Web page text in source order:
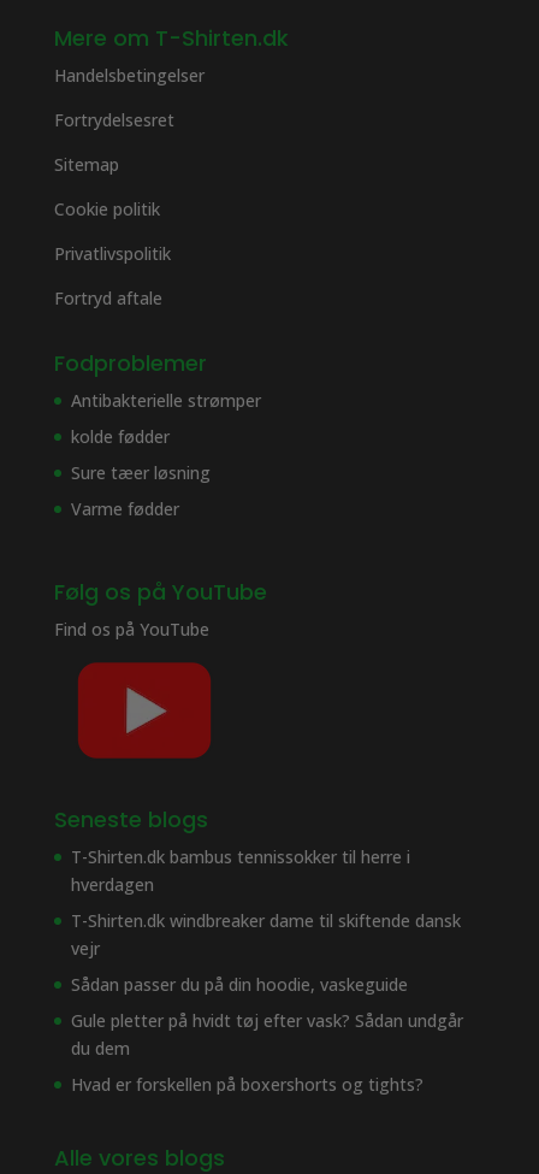
Mere om T-Shirten.dk
Handelsbetingelser
Fortrydelsesret
Sitemap
Cookie politik
Privatlivspolitik
Fortryd aftale
Fodproblemer
Antibakterielle strømper
kolde fødder
Sure tæer løsning
Varme fødder
Følg os på YouTube
Find os på YouTube
Seneste blogs
T-Shirten.dk bambus tennissokker til herre i
hverdagen
T-Shirten.dk windbreaker dame til skiftende dansk
vejr
Sådan passer du på din hoodie, vaskeguide
Gule pletter på hvidt tøj efter vask? Sådan undgår
du dem
Hvad er forskellen på boxershorts og tights?
Alle vores blogs